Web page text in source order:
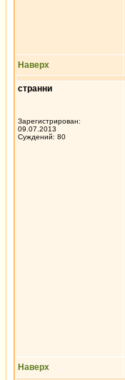
Наверх
странни
Зарегистрирован:
09.07.2013
Суждений: 80
Наверх